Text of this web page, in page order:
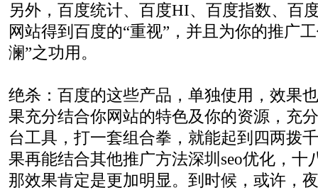
另外，百度统计、百度HI、百度指数、百
网站得到百度的“重视”，并且为你的推广
澜”之功用。
绝杀：百度的这些产品，单独使用，效果
果充分结合你网站的特色及你的资源，充
台工具，打一套组合拳，就能起到四两拨
果再能结合其他推广方法深圳seo优化，十
那效果肯定是更加明显。到时候，或许，